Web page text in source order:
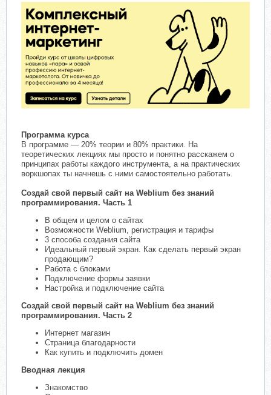
Программа курса
В программе — 20% теории и 80% практики. На
теоретических лекциях мы просто и понятно расскажем о
принципах работы каждого инструмента, а на практических
воркшопах ты начнешь с ними самостоятельно работать.
Создай свой первый сайт на Weblium без знаний
программирования. Часть 1
В общем и целом о сайтах
Возможности Weblium, регистрация и тарифы
3 способа создания сайта
Идеальный первый экран. Как сделать первый экран
продающим?
Работа с блоками
Подключение формы заявки
Настройка и подключение сайта
Создай свой первый сайт на Weblium без знаний
программирования. Часть 2
Интернет магазин
Страница благодарности
Как купить и подключить домен
Вводная лекция
Знакомство